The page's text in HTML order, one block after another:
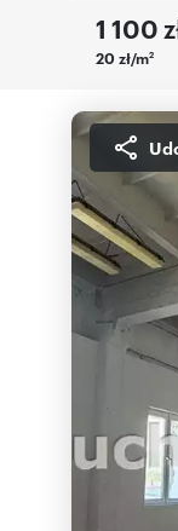
1 100
20 zł/m2